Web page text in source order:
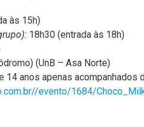
às 15h)
18h30 (entrada às 18h)
(UnB – Asa Norte)
14 anos apenas acompanhados
evento/1684/